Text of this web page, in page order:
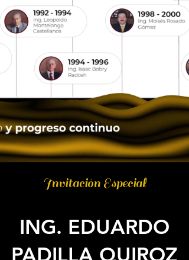
Invitación Especial
ING. EDUARDO
PADILLA QUIROZ